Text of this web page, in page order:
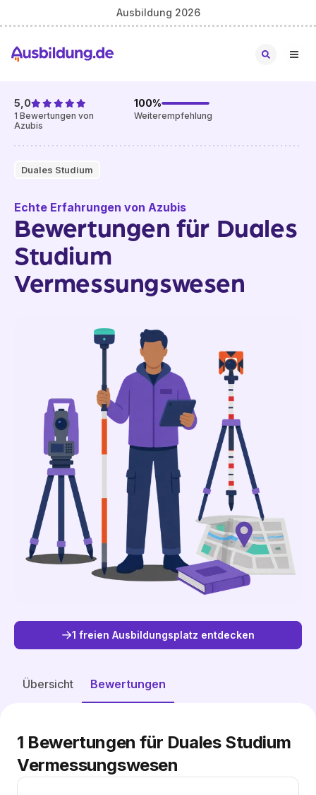
Ausbildung 2026
Duales Studium
5,0
1 Bewertungen von
Azubis
100%
Weiterempfehlung
Echte Erfahrungen von Azubis
Bewertungen für Duales
Studium
Vermessungswesen
1 freien Ausbildungsplatz entdecken
Übersicht Bewertungen
1 Bewertungen für Duales Studium
Vermessungswesen